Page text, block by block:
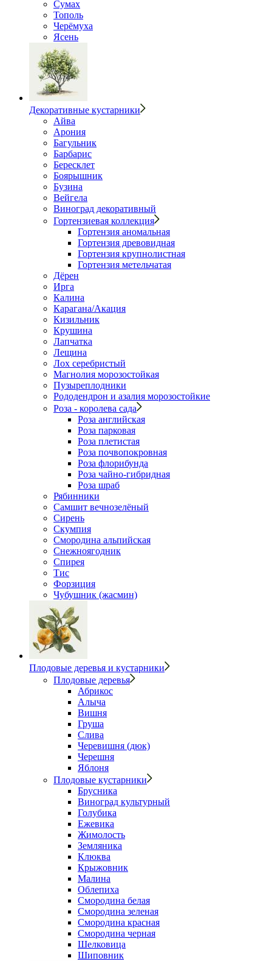
Сумах
Тополь
Черёмуха
Ясень
Декоративные кустарники
Айва
Арония
Багульник
Барбарис
Бересклет
Боярышник
Бузина
Вейгела
Виноград декоративный
Гортензиевая коллекция
Гортензия аномальная
Гортензия древовидная
Гортензия крупнолистная
Гортензия метельчатая
Дёрен
Ирга
Калина
Карагана/Акация
Кизильник
Крушина
Лапчатка
Лещина
Лох серебристый
Магнолия морозостойкая
Пузыреплодники
Рододендрон и азалия морозостойкие
Роза - королева сада
Роза английская
Роза парковая
Роза плетистая
Роза почвопокровная
Роза флорибунда
Роза чайно-гибридная
Роза шраб
Рябинники
Самшит вечнозелёный
Сирень
Скумпия
Смородина альпийская
Снежноягодник
Спирея
Тис
Форзиция
Чубушник (жасмин)
Плодовые деревья и кустарники
Плодовые деревья
Абрикос
Алыча
Вишня
Груша
Слива
Черевишня (дюк)
Черешня
Яблоня
Плодовые кустарники
Брусника
Виноград культурный
Голубика
Ежевика
Жимолость
Земляника
Клюква
Крыжовник
Малина
Облепиха
Смородина белая
Смородина зеленая
Смородина красная
Смородина черная
Шелковица
Шиповник